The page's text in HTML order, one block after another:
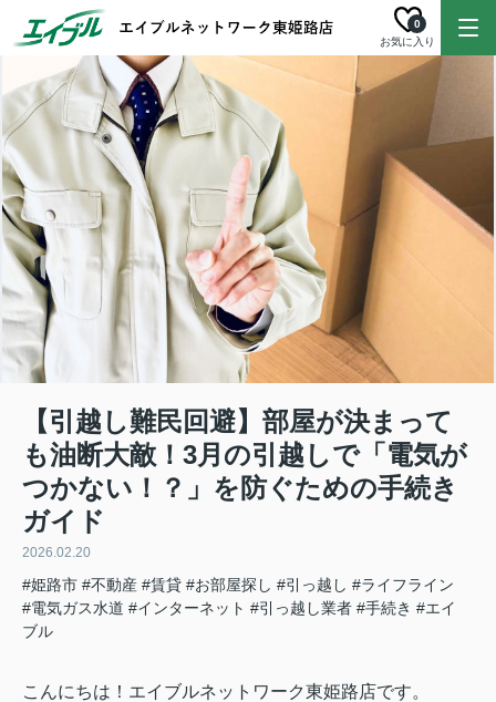
お気に入り
0
【引越し難民回避】部屋が決まって
も油断大敵！3月の引越しで「電気が
つかない！？」を防ぐための手続き
ガイド
2026.02.20
#姫路市 #不動産 #賃貸 #お部屋探し #引っ越し #ライフライン
#電気ガス水道 #インターネット #引っ越し業者 #手続き #エイ
ブル
こんにちは！エイブルネットワーク東姫路店です。